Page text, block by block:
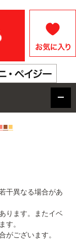
■■
干異なる場合があ
ります。またイベ
す。
がございます。